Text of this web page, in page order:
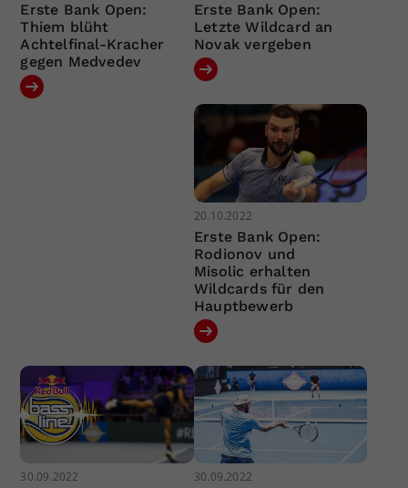
Erste Bank Open:
Thiem blüht
Achtelfinal-Kracher
gegen Medvedev
Erste Bank Open:
Letzte Wildcard an
Novak vergeben
20.10.2022
Erste Bank Open:
Rodionov und
Misolic erhalten
Wildcards für den
Hauptbewerb
30.09.2022 30.09.2022